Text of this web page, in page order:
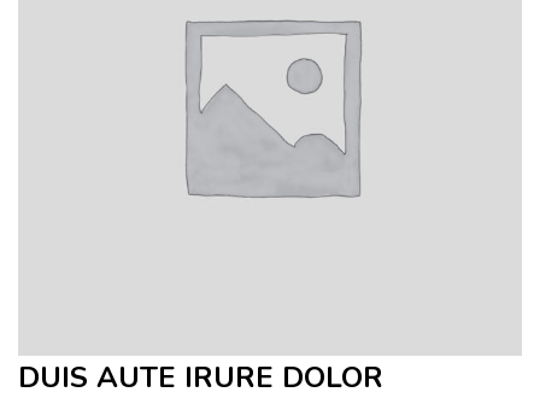
DUIS AUTE IRURE DOLOR